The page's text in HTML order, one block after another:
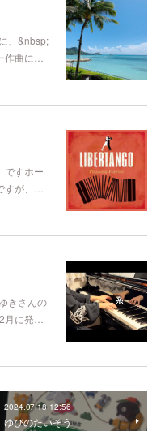
、&nbsp;
作曲に…
ですホー
すが、…
きさんの
に発…
2024.07.18 12:56
ゆびのたいそう